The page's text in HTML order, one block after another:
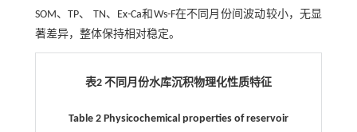
SOM、TP、 TN、Ex-Ca和Ws-F在不同月份间波动较小，无显
著差异，整体保持相对稳定。
表2 不同月份水库沉积物理化性质特征
Table 2 Physicochemical properties of reservoir